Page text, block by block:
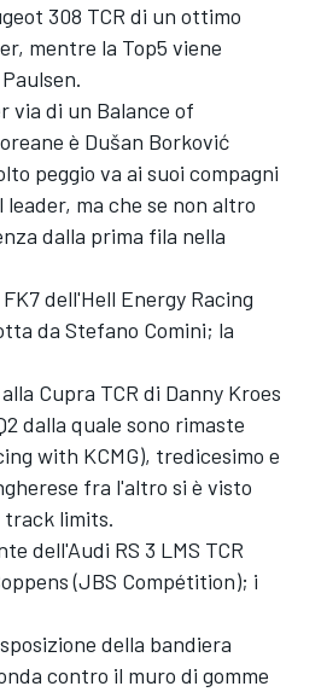
308 TCR di un ottimo
mentre la Top5 viene
via di un Balance of
è Dušan Borković
peggio va ai suoi compagni
ma che se non altro
dalla prima fila nella
dell'Hell Energy Racing
da Stefano Comini; la
Cupra TCR di Danny Kroes
dalla quale sono rimaste
with KCMG), tredicesimo e
fra l'altro si è visto
limits.
dell'Audi RS 3 LMS TCR
(JBS Compétition); i
della bandiera
contro il muro di gomme